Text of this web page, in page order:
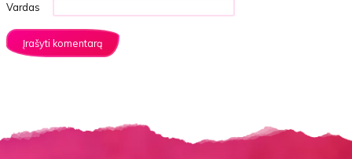
Vardas